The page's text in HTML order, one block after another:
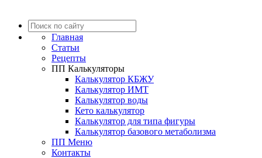
Главная
Статьи
Рецепты
ПП Калькуляторы
Калькулятор КБЖУ
Калькулятор ИМТ
Калькулятор воды
Кето калькулятор
Калькулятор для типа фигуры
Калькулятор базового метаболизма
ПП Меню
Контакты